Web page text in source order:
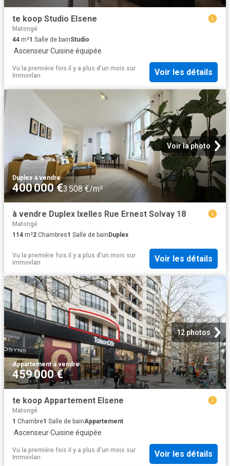
te koop Studio Elsene
Matongé
44 m²1 Salle de bainStudio
·Ascenseur·Cuisine équipée
Vu la première fois il y a plus d'un mois sur
Immovlan
Voir les détails
Voir la photo
Duplex·à vendre
400 000 €3 508 €/m²
à vendre Duplex Ixelles Rue Ernest Solvay 18
Matongé
114 m²2 Chambres1 Salle de bainDuplex
Vu la première fois il y a plus d'un mois sur
immovlan
Voir les détails
12 photos
Appartement·à vendre
459 000 €
te koop Appartement Elsene
Matongé
1 Chambre1 Salle de bainAppartement
·Ascenseur·Cuisine équipée
Vu la première fois il y a plus d'un mois sur
Immovlan
Voir les détails